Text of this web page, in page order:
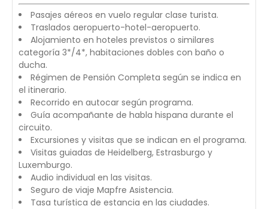
Pasajes aéreos en vuelo regular clase turista.
Traslados aeropuerto-hotel-aeropuerto.
Alojamiento en hoteles previstos o similares
categoría 3*/4*, habitaciones dobles con baño o
ducha.
Régimen de Pensión Completa según se indica en
el itinerario.
Recorrido en autocar según programa.
Guía acompañante de habla hispana durante el
circuito.
Excursiones y visitas que se indican en el programa.
Visitas guiadas de Heidelberg, Estrasburgo y
Luxemburgo.
Audio individual en las visitas.
Seguro de viaje Mapfre Asistencia.
Tasa turística de estancia en las ciudades.